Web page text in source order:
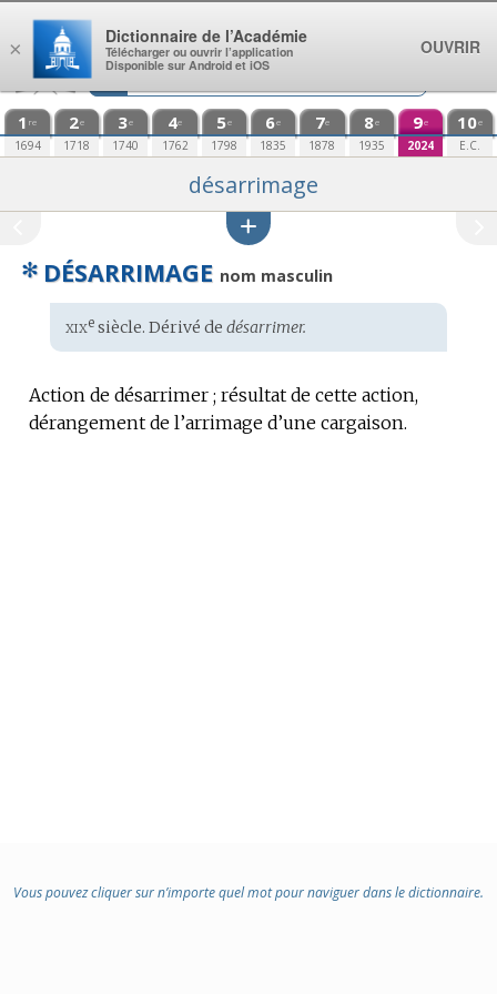
Aller au contenu
1 re
1694
2e
1718
3e
1740
4e
1762
5e
1798
6e
1835
7e
1878
8e
1935
9e
2024
10e
E.C.
désarrimage
✻ DÉSARRIMAGE nom masculin
Étymologie
:
xixesiècle. Dérivé de désarrimer.
Action de désarrimer ; résultat de cette action,
dérangement de l’arrimage d’une cargaison.
Vous pouvez cliquer sur n’importe quel mot pour naviguer dans le dictionnaire.
×
Dictionnaire de l’Académie
Télécharger ou ouvrir l’application
Disponible sur Android et iOS
OUVRIR